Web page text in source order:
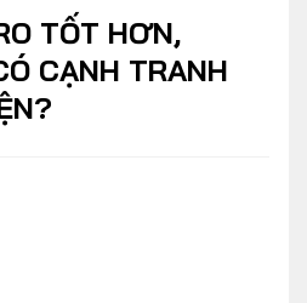
TỐT HƠN,
CẠNH TRANH